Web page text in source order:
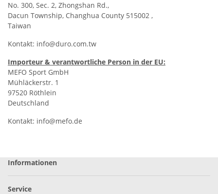
No. 300, Sec. 2, Zhongshan Rd.,
Dacun Township, Changhua County 515002 ,
Taiwan
Kontakt: info@duro.com.tw
Importeur & verantwortliche Person in der EU:
MEFO Sport GmbH
Mühläckerstr. 1
97520 Röthlein
Deutschland
Kontakt: info@mefo.de
Informationen
Service